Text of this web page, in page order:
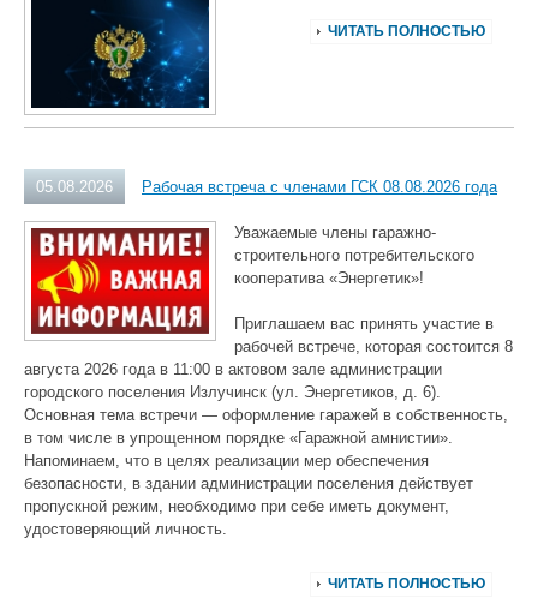
ЧИТАТЬ ПОЛНОСТЬЮ
05.08.2026 Рабочая встреча с членами ГСК 08.08.2026 года
Уважаемые члены гаражно-
строительного потребительского
кооператива «Энергетик»!
Приглашаем вас принять участие в
рабочей встрече, которая состоится 8
августа 2026 года в 11:00 в актовом зале администрации
городского поселения Излучинск (ул. Энергетиков, д. 6).
Основная тема встречи — оформление гаражей в собственность,
в том числе в упрощенном порядке «Гаражной амнистии».
Напоминаем, что в целях реализации мер обеспечения
безопасности, в здании администрации поселения действует
пропускной режим, необходимо при себе иметь документ,
удостоверяющий личность.
ЧИТАТЬ ПОЛНОСТЬЮ